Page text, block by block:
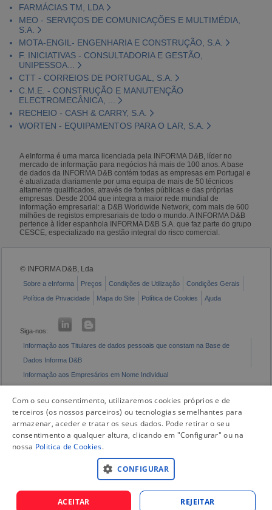
FARMÁCIAS TM, LDA
MEO - SERVIÇOS DE COMUNICAÇÕES E MULTIMÉDIA,
S.A.
MOTA-ENGIL- ENGENHARIA E CONSTRUÇÃO, S.A.
F. INICIATIVAS - CONSULTADORIA E GESTÃO,
UNIPESSOA...
CTT - CORREIOS DE PORTUGAL, S.A.
C.M.E. - CONSTRUÇÃO E MANUTENÇÃO
ELECTROMECÂNICA, ...
RECHEIO - CASH & CARRY, S.A.
WORTEN - EQUIPAMENTOS PARA O LAR, S.A.
A eInforma é uma marca licenciada pela INFORMA D&B, líder no
mercado de informação para negócios há mais de 100 anos. A base
de dados da INFORMA D&B contém todas as empresas em Portugal e
é atualizada diariamente por uma equipa de mais de 50 técnicos
altamente qualificados, através de fontes públicas e das próprias
empresas. Desde 2004 que integra a maior rede mundial de
informação empresarial: a D&B Worldwide Network, com mais de 600
milhões de registos empresariais de todo o mundo. A INFORMA D&B
pertence à líder espanhola INFORMA D&B S.A. que faz parte do grupo
CESCE, especializado na gestão integral do risco comercial.
© INFORMA D&B, Lda
Sobre a eInforma Preços Condições de Utilização
Condições Gerais
Política de Privacidade
Mapa do Site Política de Cookies Ajuda
Siga-nos:
Informação aos Titulares de dados pessoais que constam na Base de
Dados Informa D&B
Informação aos Empresários em Nome Individual
Com o seu consentimento, utilizaremos cookies próprios e de
terceiros (os nossos parceiros) ou tecnologias semelhantes para
armazenar, aceder e tratar os seus dados. Pode retirar o seu
consentimento a qualquer altura, clicando em "Configurar" ou na
nossa Politica de Cookies.
CONFIGURAR
ACEITAR REJEITAR